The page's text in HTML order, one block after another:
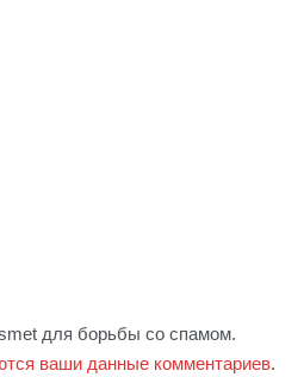
для борьбы со спамом.
ваши данные комментариев.